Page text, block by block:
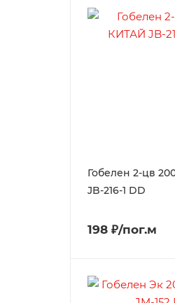
Гобелен 2-цв
JB-216-1 DD
198 ₽/пог.м